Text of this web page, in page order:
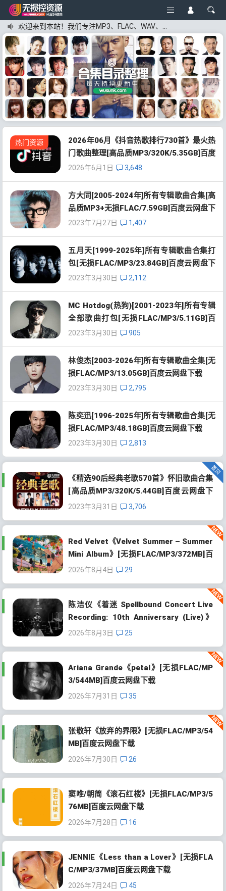
热门资源
2026年06月《抖音热歌排行730首》最火热
门歌曲整理[高品质MP3/320K/5.35GB]百度
云网盘下载
2026年6月1日 3,648
方大同[2005-2024年]所有专辑歌曲合集[高
品质MP3+无损FLAC/7.59GB]百度云网盘下
载
2023年7月27日 1,407
五月天[1999-2025年]所有专辑歌曲合集打
包[无损FLAC/MP3/23.84GB]百度云网盘下
载
2023年3月30日 2,112
MC Hotdog(热狗)[2001-2023年]所有专辑
全部歌曲打包[无损FLAC/MP3/5.11GB]百
度云网盘下载
2023年3月30日 905
林俊杰[2003-2026年]所有专辑歌曲全集[无
损FLAC/MP3/13.05GB]百度云网盘下载
2023年3月30日 2,795
陈奕迅[1996-2025年]所有专辑歌曲合集[无
损FLAC/MP3/48.18GB]百度云网盘下载
2023年3月30日 2,813
《精选90后经典老歌570首》怀旧歌曲合集
[高品质MP3/320K/5.44GB]百度云网盘下
载
2023年3月31日 3,706
Red Velvet《Velvet Summer – Summer
Mini Album》[无损FLAC/MP3/372MB]百
度云网盘下载
2026年8月4日 29
陈洁仪《着迷 Spellbound Concert Live
Recording: 10th Anniversary (Live)》
[无损FLAC/MP3/671MB]百度云网盘下载
2026年8月3日 25
Ariana Grande《petal》[无损FLAC/MP
3/544MB]百度云网盘下载
2026年7月31日 35
张敬轩《放弃的界限》[无损FLAC/MP3/54
MB]百度云网盘下载
2026年7月30日 26
窦唯/朝简《滚石红楼》[无损FLAC/MP3/5
76MB]百度云网盘下载
2026年7月28日 16
JENNIE《Less than a Lover》[无损FLA
C/MP3/37MB]百度云网盘下载
2026年7月24日 45